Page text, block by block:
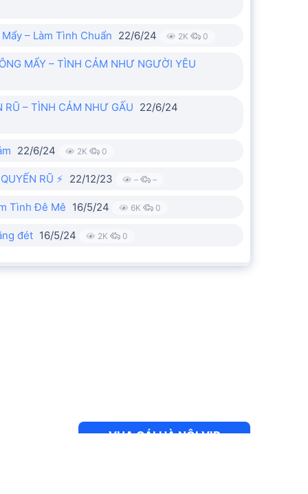
– Làm Tình Chuẩn 22/6/24 2K 0
MẨY – TÌNH CẢM NHƯ NGƯỜI YÊU
RŨ – TÌNH CẢM NHƯ GẤU 22/6/24
22/6/24 2K 0
RŨ ⚡ 22/12/23 – –
Tình Đê Mê 16/5/24 6K 0
đét 16/5/24 2K 0
VUA GÁI HÀ NỘI VIP